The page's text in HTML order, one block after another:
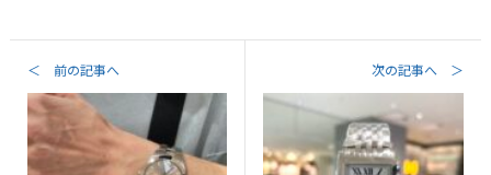
＜ 前の記事へ 次の記事へ ＞